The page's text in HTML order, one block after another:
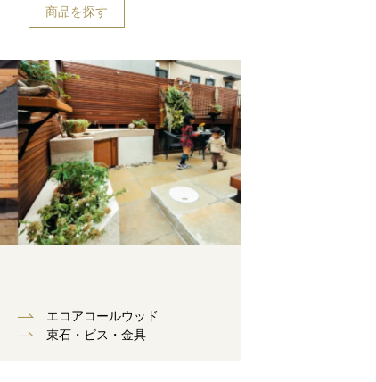
商品を探す
エコアコールウッド
束⽯・ビス・⾦具